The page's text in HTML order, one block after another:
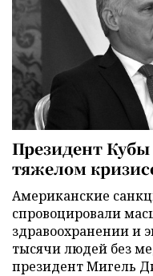
Президент
тяжелом
Американские
спровоцировали
здравоохранении и
тысячи людей без
президент Мигель